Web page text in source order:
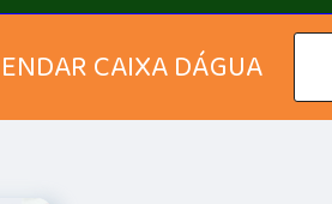
CAIXA DÁGUA